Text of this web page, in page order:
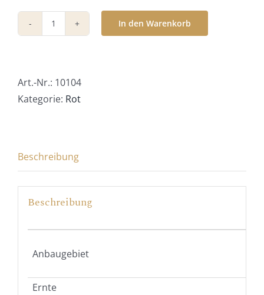
Primitivo
DOC
quantity
In den Warenkorb
Art.-Nr.: 10104
Kategorie: Rot
Beschreibung
Beschreibung
Anbaugebiet
Ernte